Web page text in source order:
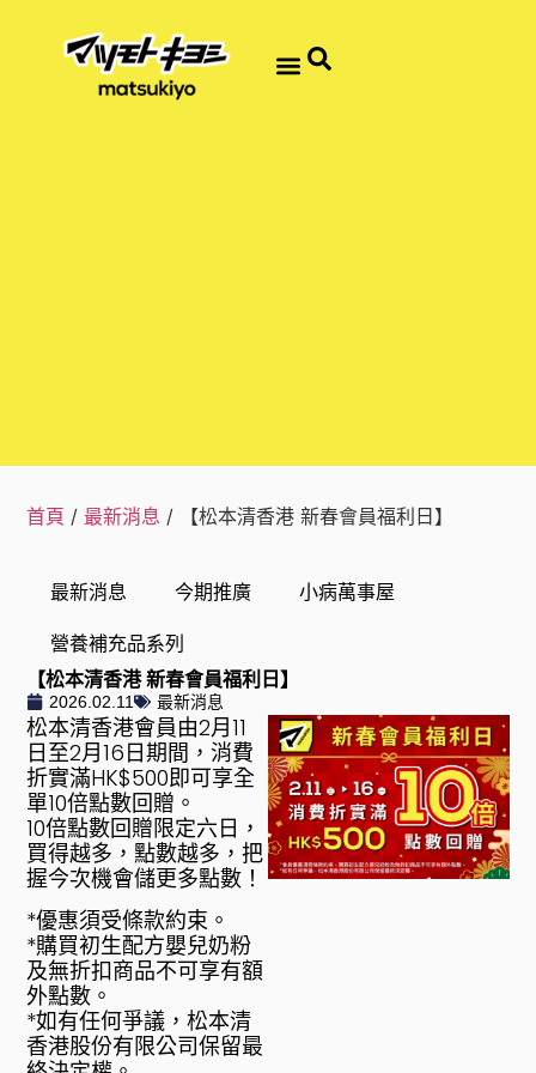
首頁 / 最新消息 / 【松本清香港 新春會員福利日】
最新消息 今期推廣
小病萬事屋
營養補充品系列
【松本清香港 新春會員福利日】
2026.02.11 最新消息
松本清香港會員由2月11
日至2月16日期間，消費
折實滿HK$500即可享全
單10倍點數回贈。
10倍點數回贈限定六日，
買得越多，點數越多，把
握今次機會儲更多點數！
*優惠須受條款約束。
*購買初生配方嬰兒奶粉
及無折扣商品不可享有額
外點數。
*如有任何爭議，松本清
香港股份有限公司保留最